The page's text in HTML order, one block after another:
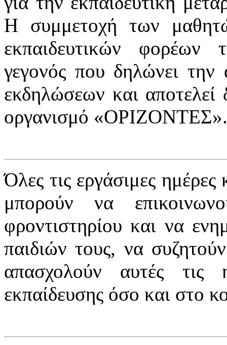
Η συμμετοχή των
εκπαιδευτικών φορέων
γεγονός που δηλώνει
εκδηλώσεων και αποτελεί
οργανισμό «ΟΡΙΖΟΝΤΕΣ».
Όλες τις εργάσιμες
μπορούν να
φροντιστηρίου και να
παιδιών τους, να
απασχολούν αυτές
εκπαίδευσης όσο και στο